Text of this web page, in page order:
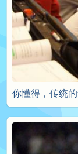
你懂得，传统